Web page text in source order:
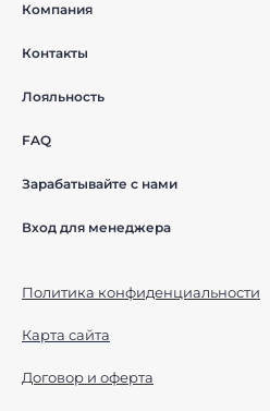
Компания
Контакты
Лояльность
FAQ
Зарабатывайте с нами
Вход для менеджера
Политика конфиденциальности
Карта сайта
Договор и оферта